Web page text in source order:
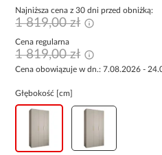
Najniższa cena z 30 dni przed obniżką:
1 819,00 zł
Cena regularna
1 819,00 zł
Cena obowiązuje w dn.: 7.08.2026 -
Głębokość [cm]